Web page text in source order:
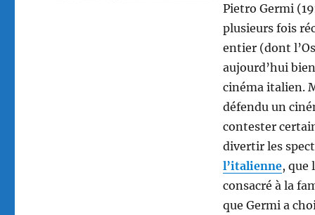
Pietro Germi
plusieurs fois
entier (dont
aujourd’hui
cinéma italien.
défendu un
contester
divertir les
l’italienne, que
consacré à la
que Germi a